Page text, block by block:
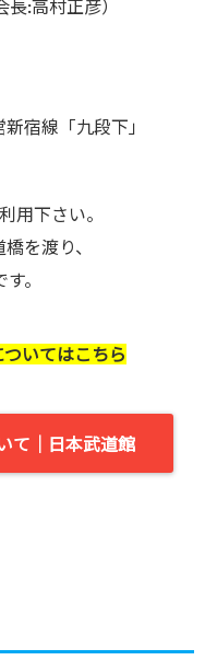
:高村正彦）
宿線「九段下」
用下さい。
を渡り、
。
いてはこちら
て｜日本武道館